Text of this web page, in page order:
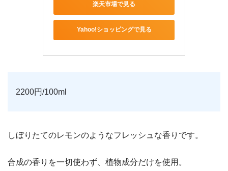
楽天市場で見る
Yahoo!ショッピングで見る
2200円/100ml
しぼりたてのレモンのようなフレッシュな香りです。
合成の香りを一切使わず、植物成分だけを使用。